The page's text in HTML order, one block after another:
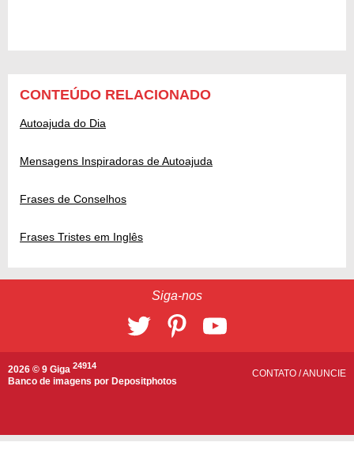
CONTEÚDO RELACIONADO
Autoajuda do Dia
Mensagens Inspiradoras de Autoajuda
Frases de Conselhos
Frases Tristes em Inglês
Siga-nos
2026 © 9 Giga 24914
Banco de imagens por Depositphotos
CONTATO /ANUNCIE